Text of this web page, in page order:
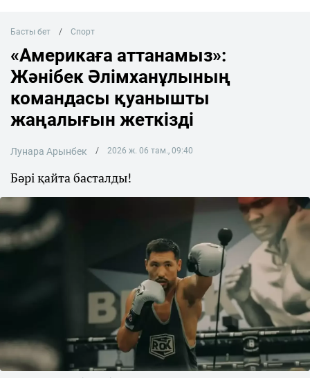
Басты бет Спорт
«Америкаға аттанамыз»:
Жәнібек Әлімханұлының
командасы қуанышты
жаңалығын жеткізді
Лунара Арынбек 2026 ж. 06 там., 09:40
Бәрі қайта басталды!